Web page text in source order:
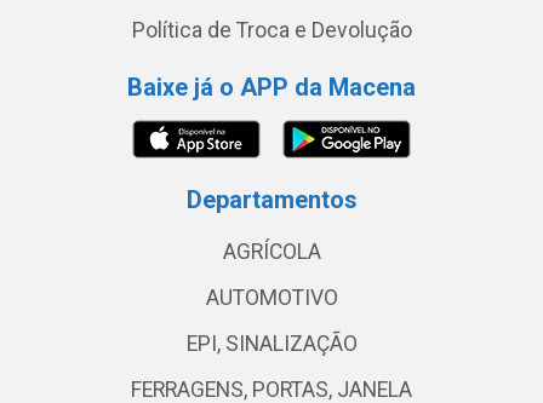
Política de Troca e Devolução
Baixe já o APP da Macena
Departamentos
AGRÍCOLA
AUTOMOTIVO
EPI, SINALIZAÇÃO
FERRAGENS, PORTAS, JANELA